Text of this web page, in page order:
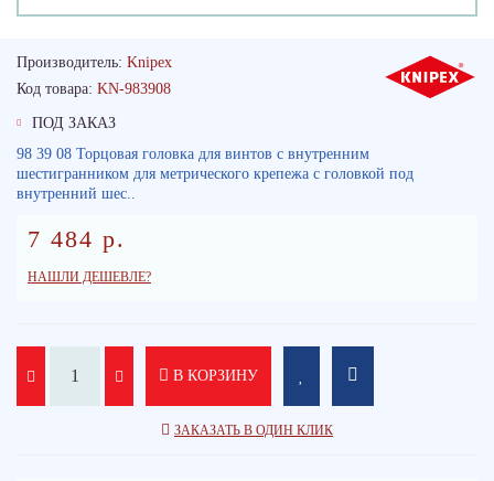
Производитель: Knipex
Код товара: KN-983908
ПОД ЗАКАЗ
98 39 08 Торцовая головка для винтов с внутренним
шестигранником для метрического крепежа с головкой под
внутренний шес..
7 484 р.
НАШЛИ ДЕШЕВЛЕ?
В КОРЗИНУ
ЗАКАЗАТЬ В ОДИН КЛИК